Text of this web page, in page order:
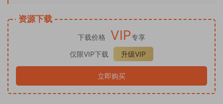
资源下载
下载价格 VIP专享
仅限VIP下载
升级VIP
立即购买